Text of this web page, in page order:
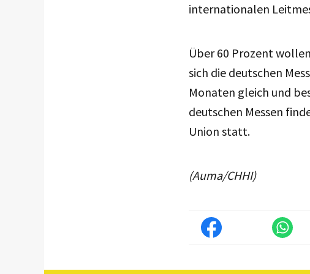
internationalen
Über 60 Prozent
sich die deutschen
Monaten gleich und
deutschen Messen
Union statt.
(Auma/CHHI)